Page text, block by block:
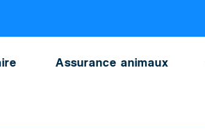
Assurance animaux